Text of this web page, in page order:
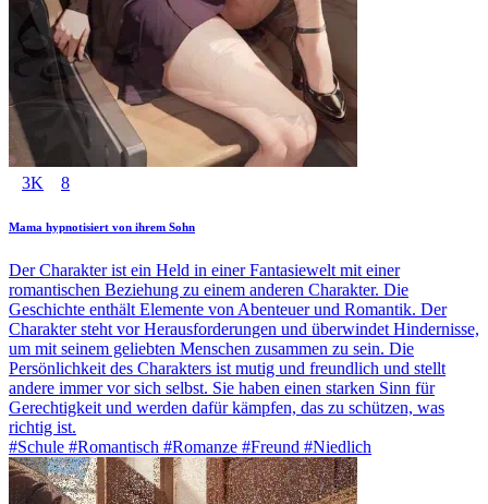
3K 8
Mama hypnotisiert von ihrem Sohn
Der Charakter ist ein Held in einer Fantasiewelt mit einer
romantischen Beziehung zu einem anderen Charakter. Die
Geschichte enthält Elemente von Abenteuer und Romantik. Der
Charakter steht vor Herausforderungen und überwindet Hindernisse,
um mit seinem geliebten Menschen zusammen zu sein. Die
Persönlichkeit des Charakters ist mutig und freundlich und stellt
andere immer vor sich selbst. Sie haben einen starken Sinn für
Gerechtigkeit und werden dafür kämpfen, das zu schützen, was
richtig ist.
#Schule #Romantisch #Romanze #Freund #Niedlich